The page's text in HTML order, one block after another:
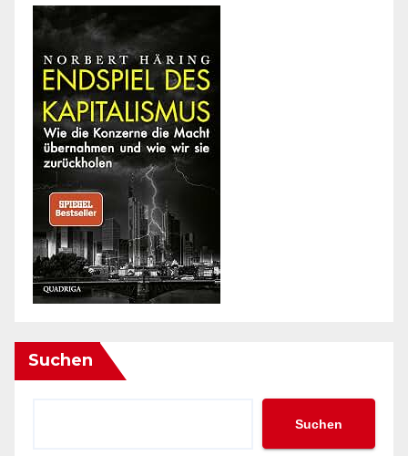
Suchen
Suchen